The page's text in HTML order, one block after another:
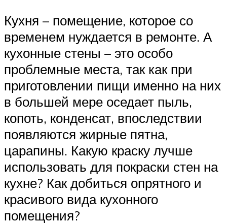
Кухня – помещение, которое со
временем нуждается в ремонте. А
кухонные стены – это особо
проблемные места, так как при
приготовлении пищи именно на них
в большей мере оседает пыль,
копоть, конденсат, впоследствии
появляются жирные пятна,
царапины. Какую краску лучше
использовать для покраски стен на
кухне? Как добиться опрятного и
красивого вида кухонного
помещения?